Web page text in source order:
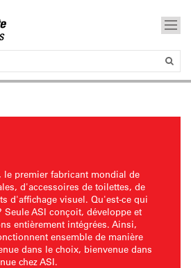
le premier fabricant mondial de
d'accessoires de toilettes, de
d'affichage visuel. Qu'est-ce qui
Seule ASI conçoit, développe et
entièrement intégrées. Ainsi,
ensemble de manière
dans le choix, bienvenue dans
chez ASI.